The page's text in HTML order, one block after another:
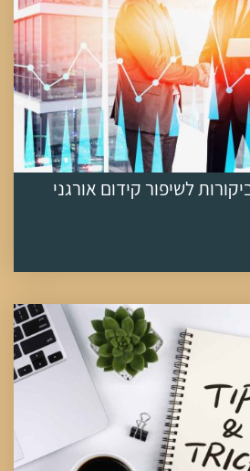
לשיפור קידום אורגני